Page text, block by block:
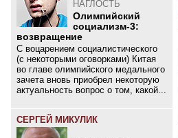
НАГЛОСТЬ
Олимпийский
социализм-3:
возвращение
С воцарением социалистического
(с некоторыми оговорками) Китая
во главе олимпийского медального
зачета вновь приобрел некоторую
актуальность вопрос о том, какой...
СЕРГЕЙ МИКУЛИК